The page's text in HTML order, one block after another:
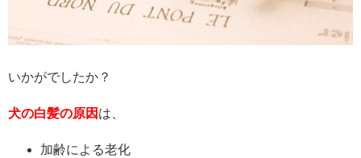
いかがでしたか？
犬の白髪の原因 は、
加齢による老化